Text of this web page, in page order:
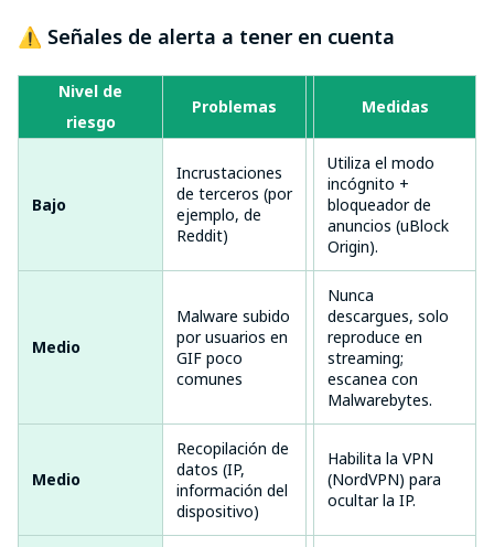
⚠️ Señales de alerta a tener en cuenta
Nivel de
riesgo
Problemas Impacto
Medidas
Bajo
Incrustaciones
de terceros (por
ejemplo, de
Reddit)
Cookies de
seguimiento
menores
Utiliza el modo
incógnito +
bloqueador de
anuncios (uBlock
Origin).
Medio
Malware subido
por usuarios en
GIF poco
comunes
Infección del
dispositivo si se
descarga
Nunca
descargues, solo
reproduce en
streaming;
escanea con
Malwarebytes.
Medio
Recopilación de
datos (IP,
información del
dispositivo)
Seguimiento de
perfiles para
anuncios
dirigidos
Habilita la VPN
(NordVPN) para
ocultar la IP.